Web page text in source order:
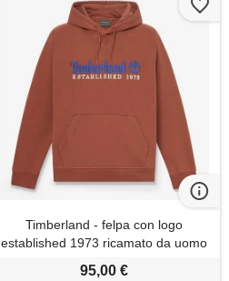
Timberland - felpa con logo
established 1973 ricamato da uomo
in marrone, uomo, marrone, taglia:
95,00 €